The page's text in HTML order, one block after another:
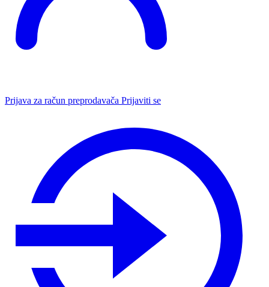
Prijava za račun preprodavača Prijaviti se